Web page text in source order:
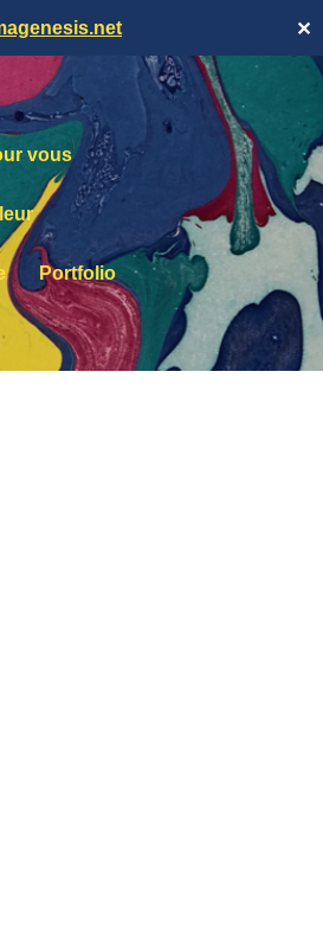
✕
vous
Portfolio